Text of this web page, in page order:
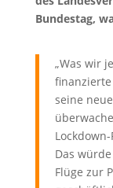
Bundestag,
„Was wir
seine
Das
Flüge zur